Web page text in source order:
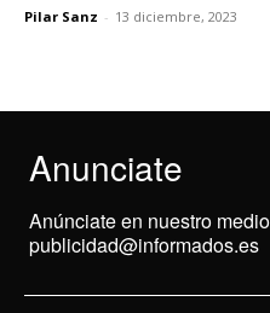
Pilar Sanz - 13 diciembre, 2023
Anunciate
Anúnciate en nuestro medio
publicidad@informados.es